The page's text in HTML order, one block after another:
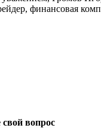
финансовая
свой вопрос